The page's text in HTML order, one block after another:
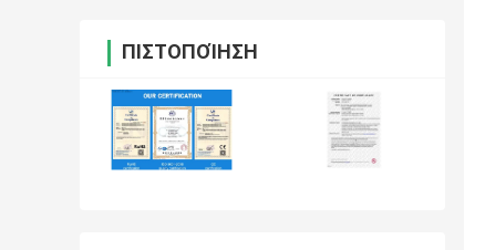
ΠΙΣΤΟΠΟΊΗΣΗ